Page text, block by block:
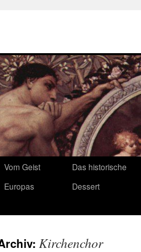
Vom Geist
Europas
Das historische
Dessert
Kirchenchor